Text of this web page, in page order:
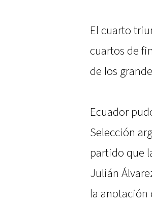
El cuarto
cuartos de
de los
Ecuador
Selección
partido que
Julián
la anotación